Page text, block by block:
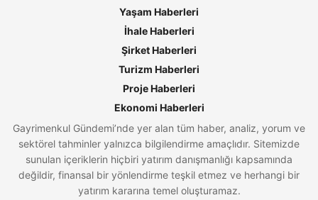
Yaşam Haberleri
İhale Haberleri
Şirket Haberleri
Turizm Haberleri
Proje Haberleri
Ekonomi Haberleri
Gayrimenkul Gündemi’nde yer alan tüm haber, analiz, yorum ve
sektörel tahminler yalnızca bilgilendirme amaçlıdır. Sitemizde
sunulan içeriklerin hiçbiri yatırım danışmanlığı kapsamında
değildir, finansal bir yönlendirme teşkil etmez ve herhangi bir
yatırım kararına temel oluşturamaz.